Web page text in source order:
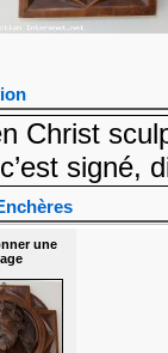
Christ
signé,
une